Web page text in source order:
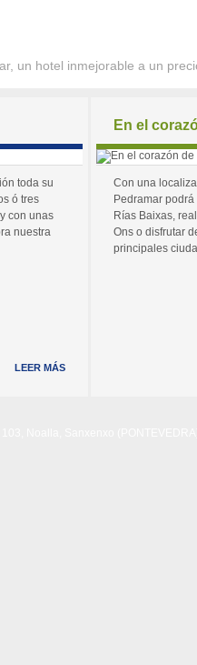
un hotel inmejorable a un
toda su
ó tres
con unas
nuestra
LEER MÁS
En el
Con una
Pedramar
Rías Baixas,
Ons o disfrutar
principales